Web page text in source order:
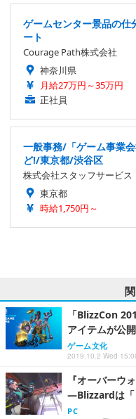
ゲームセンター景品の
ート
Courage Path株式会社
神奈川県
月給27万円～35万円
正社員
一般事務/「ゲーム事業
ど!/東京都/渋谷区
株式会社スタッフサービス
東京都
時給1,750円～
「BlizzCon
アイテムが公
ゲーム文化
2019.10.2 Wed
『オーバーウ
―Blizzardは「
PC